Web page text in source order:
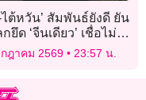
ไต้หวัน’ สัมพันธ์ยังดี ยัน
ยึด ‘จีนเดียว’ เชื่อไม่
บฟรีวีซ่า
ฎาคม 2569 23:57 น.